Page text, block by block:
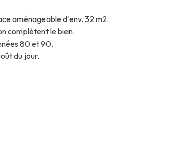
aménageable d'env. 32 m2.
complètent le bien.
80 et 90.
du jour.